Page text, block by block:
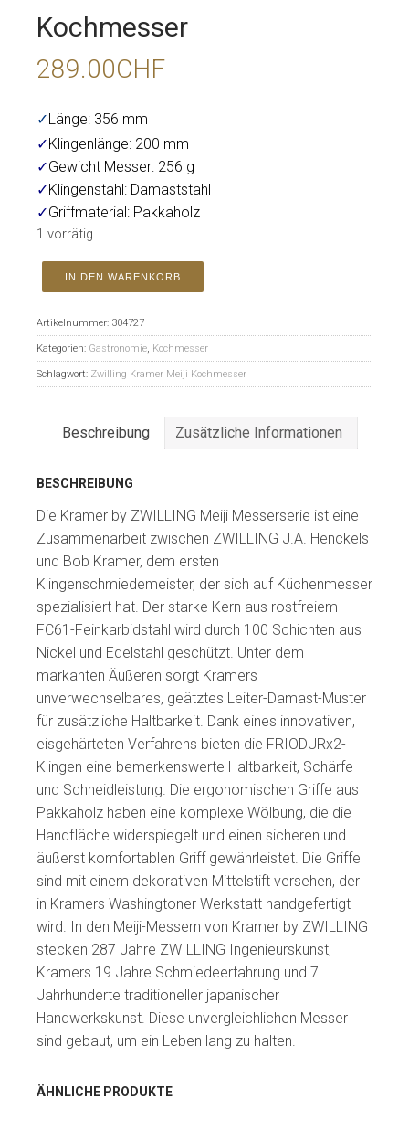
Kochmesser
289.00CHF
✓Länge: 356 mm
✓Klingenlänge: 200 mm
✓Gewicht Messer: 256 g
✓Klingenstahl: Damaststahl
✓Griffmaterial: Pakkaholz
1 vorrätig
IN DEN WARENKORB
Artikelnummer: 304727
Kategorien: Gastronomie, Kochmesser
Schlagwort: Zwilling Kramer Meiji Kochmesser
Beschreibung Zusätzliche Informationen
BESCHREIBUNG
Die Kramer by ZWILLING Meiji Messerserie ist eine
Zusammenarbeit zwischen ZWILLING J.A. Henckels
und Bob Kramer, dem ersten
Klingenschmiedemeister, der sich auf Küchenmesser
spezialisiert hat. Der starke Kern aus rostfreiem
FC61-Feinkarbidstahl wird durch 100 Schichten aus
Nickel und Edelstahl geschützt. Unter dem
markanten Äußeren sorgt Kramers
unverwechselbares, geätztes Leiter-Damast-Muster
für zusätzliche Haltbarkeit. Dank eines innovativen,
eisgehärteten Verfahrens bieten die FRIODURx2-
Klingen eine bemerkenswerte Haltbarkeit, Schärfe
und Schneidleistung. Die ergonomischen Griffe aus
Pakkaholz haben eine komplexe Wölbung, die die
Handfläche widerspiegelt und einen sicheren und
äußerst komfortablen Griff gewährleistet. Die Griffe
sind mit einem dekorativen Mittelstift versehen, der
in Kramers Washingtoner Werkstatt handgefertigt
wird. In den Meiji-Messern von Kramer by ZWILLING
stecken 287 Jahre ZWILLING Ingenieurskunst,
Kramers 19 Jahre Schmiedeerfahrung und 7
Jahrhunderte traditioneller japanischer
Handwerkskunst. Diese unvergleichlichen Messer
sind gebaut, um ein Leben lang zu halten.
ÄHNLICHE PRODUKTE